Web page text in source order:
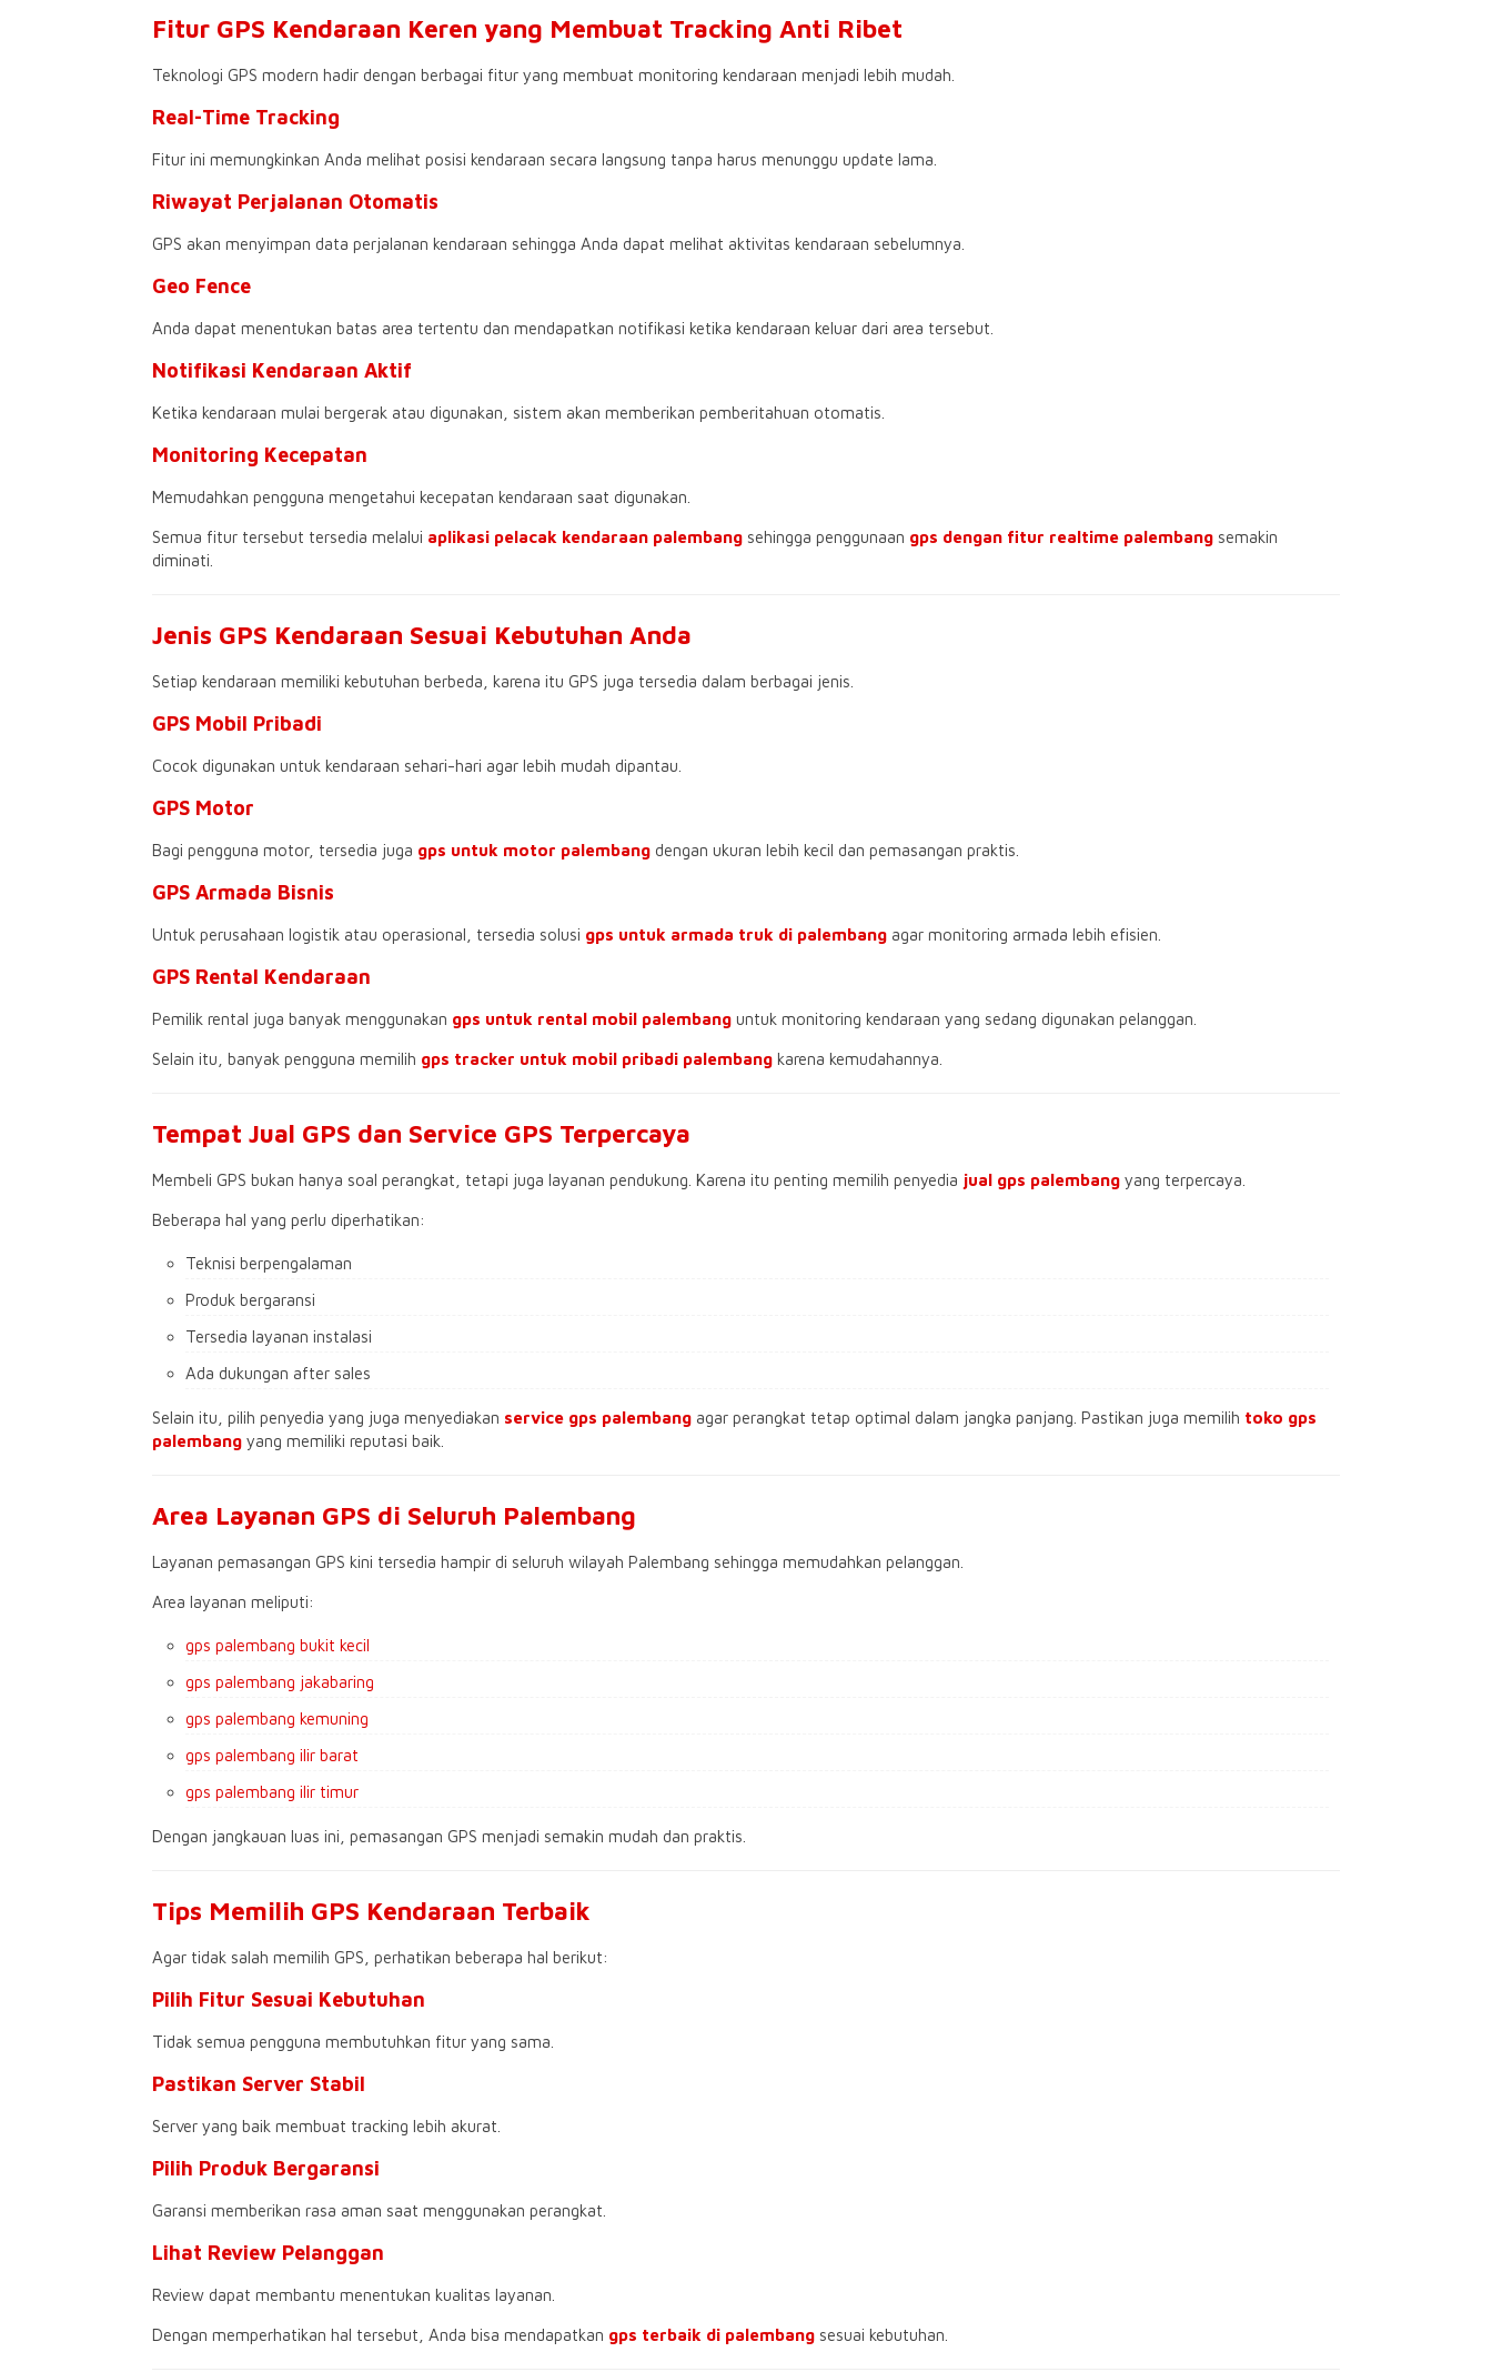
Fitur GPS Kendaraan Keren yang Membuat Tracking Anti Ribet
Teknologi GPS modern hadir dengan berbagai fitur yang membuat monitoring kendaraan menjadi lebih mudah.
Real-Time Tracking
Fitur ini memungkinkan Anda melihat posisi kendaraan secara langsung tanpa harus menunggu update lama.
Riwayat Perjalanan Otomatis
GPS akan menyimpan data perjalanan kendaraan sehingga Anda dapat melihat aktivitas kendaraan sebelumnya.
Geo Fence
Anda dapat menentukan batas area tertentu dan mendapatkan notifikasi ketika kendaraan keluar dari area tersebut.
Notifikasi Kendaraan Aktif
Ketika kendaraan mulai bergerak atau digunakan, sistem akan memberikan pemberitahuan otomatis.
Monitoring Kecepatan
Memudahkan pengguna mengetahui kecepatan kendaraan saat digunakan.
Semua fitur tersebut tersedia melalui aplikasi pelacak kendaraan palembang sehingga penggunaan gps dengan fitur realtime palembang semakin
diminati.
Jenis GPS Kendaraan Sesuai Kebutuhan Anda
Setiap kendaraan memiliki kebutuhan berbeda, karena itu GPS juga tersedia dalam berbagai jenis.
GPS Mobil Pribadi
Cocok digunakan untuk kendaraan sehari-hari agar lebih mudah dipantau.
GPS Motor
Bagi pengguna motor, tersedia juga gps untuk motor palembang dengan ukuran lebih kecil dan pemasangan praktis.
GPS Armada Bisnis
Untuk perusahaan logistik atau operasional, tersedia solusi gps untuk armada truk di palembang agar monitoring armada lebih efisien.
GPS Rental Kendaraan
Pemilik rental juga banyak menggunakan gps untuk rental mobil palembang untuk monitoring kendaraan yang sedang digunakan pelanggan.
Selain itu, banyak pengguna memilih gps tracker untuk mobil pribadi palembang karena kemudahannya.
Tempat Jual GPS dan Service GPS Terpercaya
Membeli GPS bukan hanya soal perangkat, tetapi juga layanan pendukung. Karena itu penting memilih penyedia jual gps palembang yang terpercaya.
Beberapa hal yang perlu diperhatikan:
Teknisi berpengalaman
Produk bergaransi
Tersedia layanan instalasi
Ada dukungan after sales
Selain itu, pilih penyedia yang juga menyediakan service gps palembang agar perangkat tetap optimal dalam jangka panjang. Pastikan juga memilih toko gps
palembang yang memiliki reputasi baik.
Area Layanan GPS di Seluruh Palembang
Layanan pemasangan GPS kini tersedia hampir di seluruh wilayah Palembang sehingga memudahkan pelanggan.
Area layanan meliputi:
gps palembang bukit kecil
gps palembang jakabaring
gps palembang kemuning
gps palembang ilir barat
gps palembang ilir timur
Dengan jangkauan luas ini, pemasangan GPS menjadi semakin mudah dan praktis.
Tips Memilih GPS Kendaraan Terbaik
Agar tidak salah memilih GPS, perhatikan beberapa hal berikut:
Pilih Fitur Sesuai Kebutuhan
Tidak semua pengguna membutuhkan fitur yang sama.
Pastikan Server Stabil
Server yang baik membuat tracking lebih akurat.
Pilih Produk Bergaransi
Garansi memberikan rasa aman saat menggunakan perangkat.
Lihat Review Pelanggan
Review dapat membantu menentukan kualitas layanan.
Dengan memperhatikan hal tersebut, Anda bisa mendapatkan gps terbaik di palembang sesuai kebutuhan.